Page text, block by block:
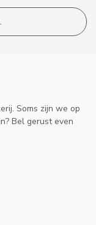
Soms zijn we op
Bel gerust even